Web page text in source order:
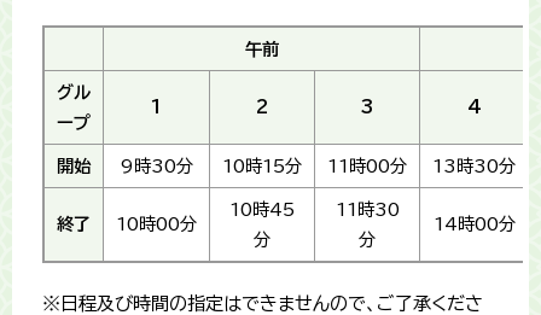
午前
グル
ープ
1 2 3 4
開始 9時30分 10時15分 11時00分 13時30分
終了 10時00分
10時45
分
11時30
分
14時00分
※日程及び時間の指定はできませんので、ご了承くださ